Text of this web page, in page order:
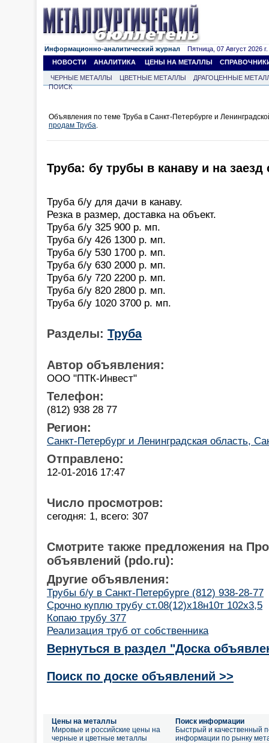
Информационно-аналитический журнал Пятница, 07 Август 2026 г.
НОВОСТИ
АНАЛИТИКА ЦЕНЫ НА МЕТАЛЛЫ
ЧЕРНЫЕ МЕТАЛЛЫ ЦВЕТНЫЕ МЕТАЛЛЫ
ДРАГОЦЕННЫЕ
ПОИСК
Объявления по теме Труба в Санкт-Петербурге и
продам Труба.
Труба: бу трубы в канаву и на заезд
Труба б/у для дачи в канаву.
Резка в размер, доставка на объект.
Труба б/у 325 900 р. мп.
Труба б/у 426 1300 р. мп.
Труба б/у 530 1700 р. мп.
Труба б/у 630 2000 р. мп.
Труба б/у 720 2200 р. мп.
Труба б/у 820 2800 р. мп.
Труба б/у 1020 3700 р. мп.
Разделы: Труба
Автор объявления:
ООО "ПТК-Инвест"
Телефон:
(812) 938 28 77
Регион:
Санкт-Петербург и Ленинградская область,
Отправлено:
12-01-2016 17:47
Число просмотров:
сегодня: 1, всего: 307
Смотрите также предложения на
объявлений (pdo.ru):
Другие объявления:
Трубы б/у в Санкт-Петербурге (812) 938-28-77
Срочно куплю трубу ст.08(12)х18н10т 102х3,5
Копаю трубу 377
Реализация труб от собственника
Вернуться в раздел "Доска
Поиск по доске объявлений >>
Цены на металлы
Мировые и российские цены на
черные и цветные металлы
Поиск информации
Быстрый и качественный
информации по рынку